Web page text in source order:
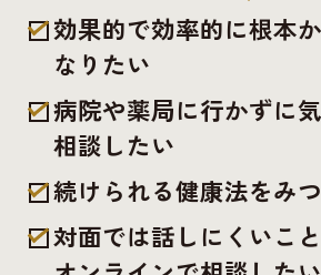
効果的で効率的に根本
なりたい
病院や薬局に行かずに
相談したい
続けられる健康法をみ
対面では話しにくいこと